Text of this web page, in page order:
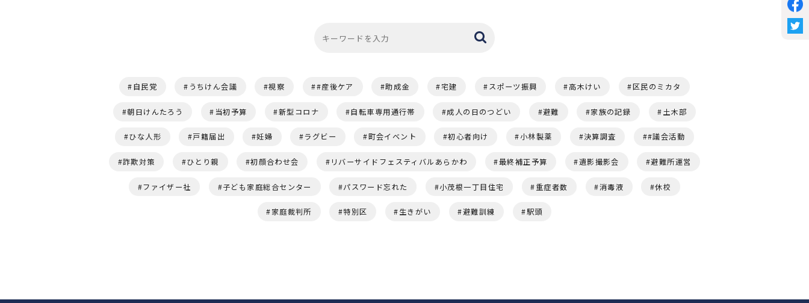
自民党 うちけん会議 視察 #産後ケア 助成金 宅建 スポーツ振興 高木けい 区民のミカタ
朝日けんたろう 当初予算 新型コロナ 自転車専用通行帯 成人の日のつどい 避難 家族の記録 土木部
ひな人形 戸籍届出 妊婦 ラグビー 町会イベント 初心者向け 小林製薬 決算調査 #議会活動
詐欺対策 ひとり親 初顔合わせ会 リバーサイドフェスティバルあらかわ 最終補正予算 遺影撮影会 避難所運営
ファイザー社 子ども家庭総合センター パスワード忘れた 小茂根一丁目住宅 重症者数 消毒液 休校
家庭裁判所 特別区 生きがい 避難訓練 駅頭